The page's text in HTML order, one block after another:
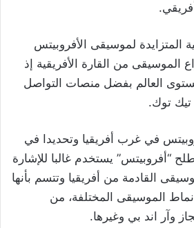
المتزايدة لموسيقى الأفروبيتس
الموسيقى من القارة الأفريقية إذ
العالم بفضل منصات التواصل
تيك توك.
في غرب أفريقيا وتحديدا في
“أفروبيتس” يستخدم غالبا للإشارة
القادمة من أفريقيا وتتسم بأنها
الموسيقى المختلفة، من
وآر اند بي وغيرها.